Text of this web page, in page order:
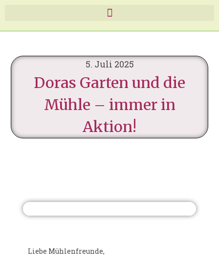
5. Juli 2025
Doras Garten und die
Mühle – immer in
Aktion!
Liebe Mühlenfreunde,